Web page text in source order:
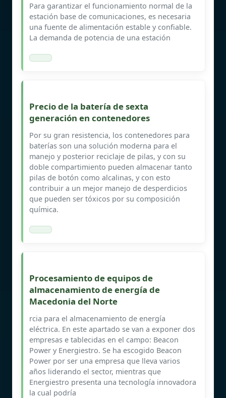
Para garantizar el funcionamiento normal de la
estación base de comunicaciones, es necesaria
una fuente de alimentación estable y confiable.
La demanda de potencia de una estación
Precio de la batería de sexta
generación en contenedores
Por su gran resistencia, los contenedores para
baterías son una solución moderna para el
manejo y posterior reciclaje de pilas, y con su
doble compartimiento pueden almacenar tanto
pilas de botón como alcalinas, y con esto
contribuir a un mejor manejo de desperdicios
que pueden ser tóxicos por su composición
química.
Procesamiento de equipos de
almacenamiento de energía de
Macedonia del Norte
rcia para el almacenamiento de energía
eléctrica. En este apartado se van a exponer dos
empresas e tablecidas en el campo: Beacon
Power y Energiestro. Se ha escogido Beacon
Power por ser una empresa que lleva varios
años liderando el sector, mientras que
Energiestro presenta una tecnología innovadora
la cual podría